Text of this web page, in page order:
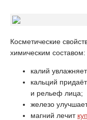
Косметические
химическим составом:
калий
кальций
и рельеф лица;
железо
магний лечит